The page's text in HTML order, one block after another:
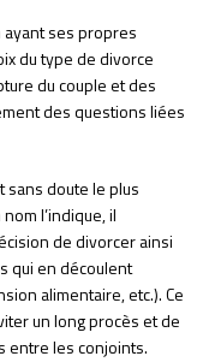
ayant ses propres
du type de divorce
du couple et des
des questions liées
sans doute le plus
l’indique, il
de divorcer ainsi
qui en découlent
alimentaire, etc.). Ce
un long procès et de
entre les conjoints.